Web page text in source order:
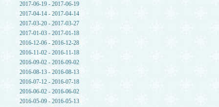
2017-06-19 - 2017-06-19
2017-04-14 - 2017-04-14
2017-03-20 - 2017-03-27
2017-01-03 - 2017-01-18
2016-12-06 - 2016-12-28
2016-11-02 - 2016-11-18
2016-09-02 - 2016-09-02
2016-08-13 - 2016-08-13
2016-07-12 - 2016-07-18
2016-06-02 - 2016-06-02
2016-05-09 - 2016-05-13